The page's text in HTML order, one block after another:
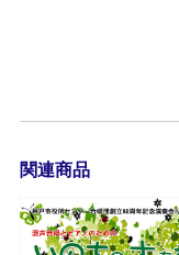
関連商品